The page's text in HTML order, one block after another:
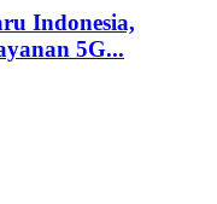
Indonesia,
5G...